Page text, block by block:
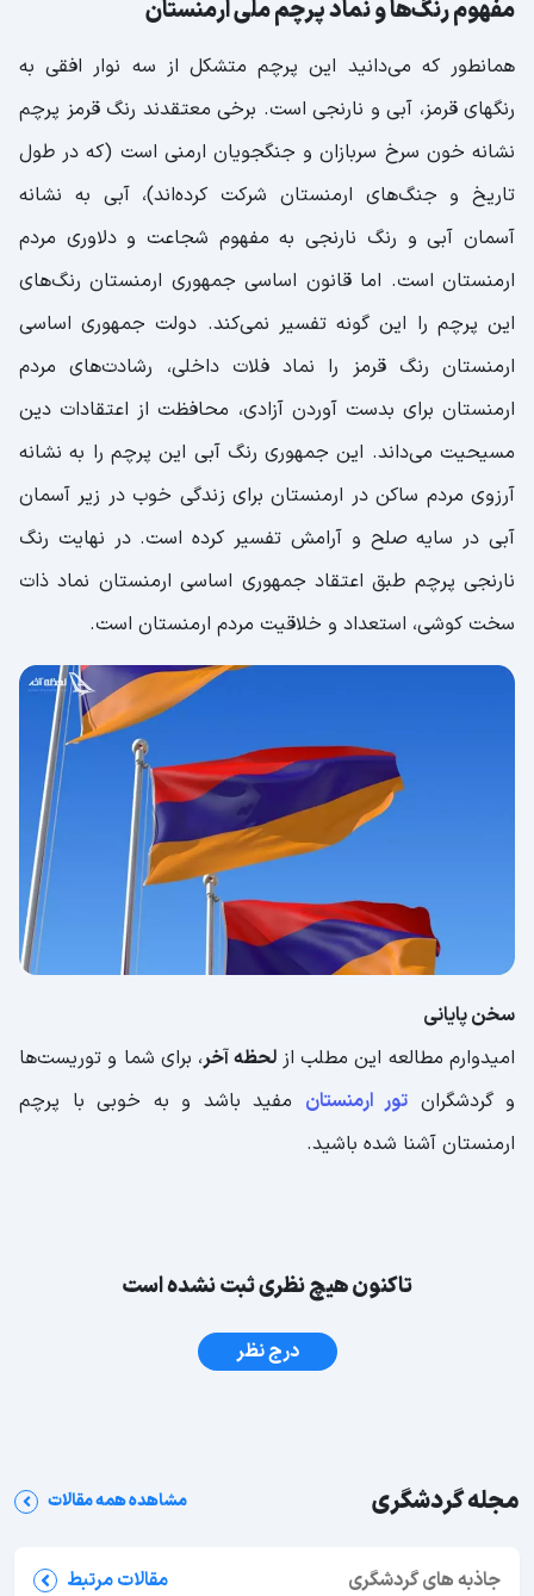
مفهوم رنگ‌ها و نماد پرچم ملی ارمنستان
همانطور که می‌دانید این پرچم متشکل از سه نوار افقی به
رنگهای قرمز، آبی و نارنجی است. برخی معتقدند رنگ قرمز پرچم
نشانه خون سرخ سربازان و جنگجویان ارمنی است (که در طول
تاریخ و جنگ‌های ارمنستان شرکت کرده‌اند)، آبی به نشانه
آسمان آبی و رنگ نارنجی به مفهوم شجاعت و دلاوری مردم
ارمنستان است. اما قانون اساسی جمهوری ارمنستان رنگ‌های
این پرچم را این گونه تفسیر نمی‌کند. دولت جمهوری اساسی
ارمنستان رنگ قرمز را نماد فلات داخلی، رشادت‌های مردم
ارمنستان برای بدست آوردن آزادی، محافظت از اعتقادات دین
مسیحیت می‌داند. این جمهوری رنگ آبی این پرچم را به نشانه
آرزوی مردم ساکن در ارمنستان برای زندگی خوب در زیر آسمان
آبی در سایه صلح و آرامش تفسیر کرده‌ است. در نهایت رنگ
نارنجی پرچم طبق اعتقاد جمهوری اساسی ارمنستان نماد ذات
سخت کوشی، استعداد و خلاقیت مردم ارمنستان است.
سخن پایانی
امیدوارم مطالعه این مطلب ازلحظه آخر، برای شما و توریست‌ها
و گردشگران تور ارمنستان مفید باشد و به خوبی با پرچم
ارمنستان آشنا شده باشید.
تاکنون هیچ نظری ثبت نشده است
درج نظر
مجله گردشگری مشاهده همه مقالات
جاذبه های گردشگری مقالات مرتبط جاهای دیدنی بوشهر؛ 62 جاذبه دیدنی + عکس و آدرس